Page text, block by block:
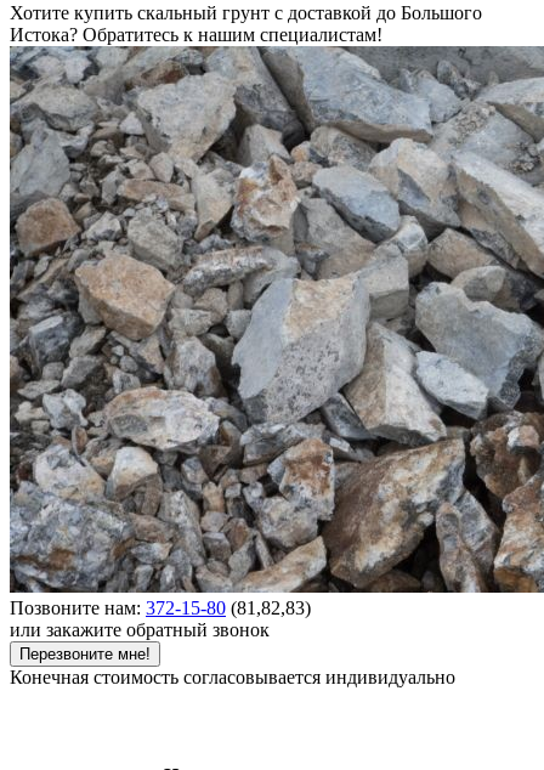
Хотите купить скальный грунт с доставкой до Большого
Истока? Обратитесь к нашим специалистам!
Позвоните нам: 372-15-80 (81,82,83)
или закажите обратный звонок
Перезвоните мне!
Конечная стоимость согласовывается индивидуально